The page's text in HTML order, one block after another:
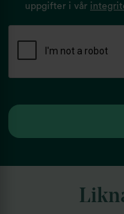
uppgifter i vår